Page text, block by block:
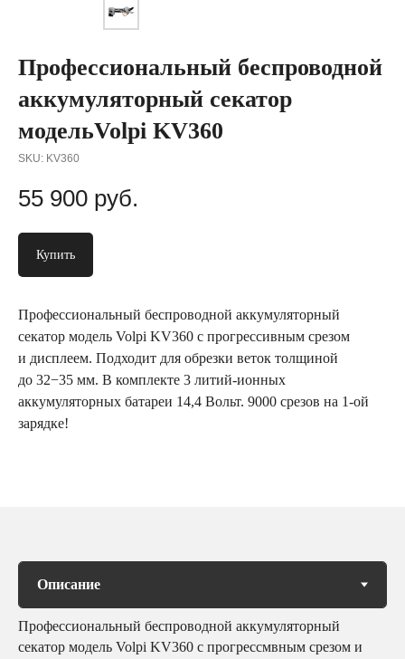
Профессиональный беспроводной
аккумуляторный секатор
модельVolpi KV360
SKU: KV360
55 900 руб.
Купить
Профессиональный беспроводной аккумуляторный
секатор модель Volpi KV360 с прогрессивным срезом
и дисплеем. Подходит для обрезки веток толщиной
до 32−35 мм. В комплекте 3 литий-ионных
аккумуляторных батареи 14,4 Вольт. 9000 срезов на 1-ой
зарядке!
Профессиональный беспроводной аккумуляторный
секатор модель Volpi KV360 с прогрессмвным срезом и